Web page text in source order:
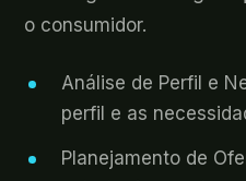
o consumidor.
Análise de Perfil e
perfil e as
Planejamento de